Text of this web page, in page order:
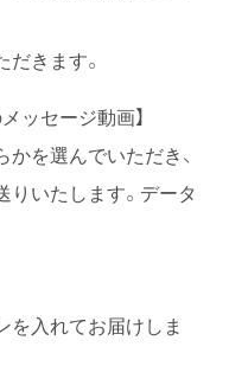
きます。
ッセージ動画】
を選んでいただき、
いたします。データ
を入れてお届けしま